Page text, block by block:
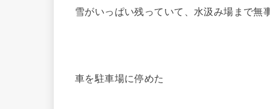
雪がいっぱい残っていて、水汲み場まで無
車を駐車場に停めた